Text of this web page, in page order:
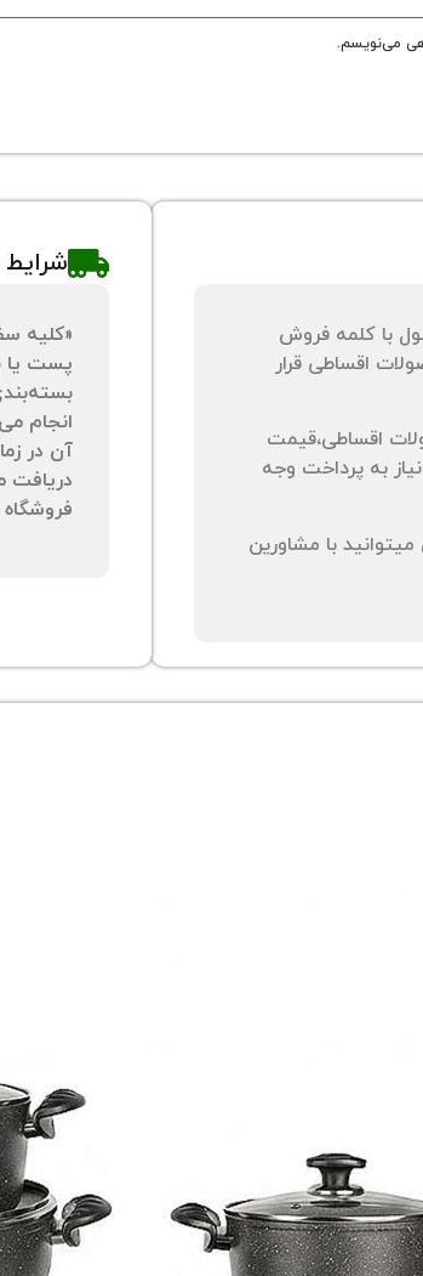
می‌نویسم.
با کلمه فروش
اقساطی قرار
اقساطی،قیمت
به پرداخت وجه
با مشاورین
«کلیه
پست یا
انجام
آن در
دریافت